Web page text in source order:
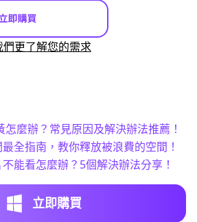
更了解您的需求
麼辦？常見原因及解決辦法推薦！
全指南，教你釋放被浪費的空間！
能看怎麼辦？5個解決辦法分享！
立即購買